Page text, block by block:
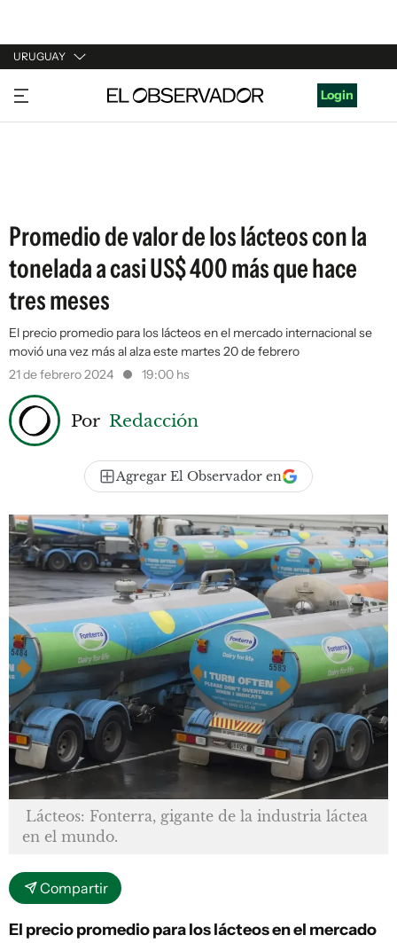
URUGUAY
URUGUAY
ARGENTINA
Login
Promedio de valor de los lácteos con la
tonelada a casi US$ 400 más que hace
tres meses
El precio promedio para los lácteos en el mercado internacional se
movió una vez más al alza este martes 20 de febrero
21 de febrero 2024
19:00 hs
Por Redacción
Agregar El Observador en
Lácteos: Fonterra, gigante de la industria láctea
en el mundo.
Compartir
El precio promedio para los lácteos en el mercado